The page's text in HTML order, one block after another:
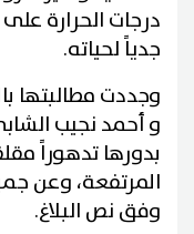
درجات الحرارة
جدياً لحياته.
وجددت مطالبتها
و أحمد نجيب
بدورها تدهوراً
المرتفعة، وعن
وفق نص البلاغ.